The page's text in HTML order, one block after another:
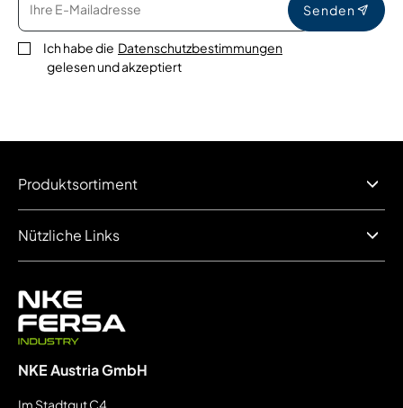
Senden
Ich habe die Datenschutzbestimmungen
gelesen und akzeptiert
NKE Austria GmbH
Im Stadtgut C4
Produktsortiment
Nützliche Links